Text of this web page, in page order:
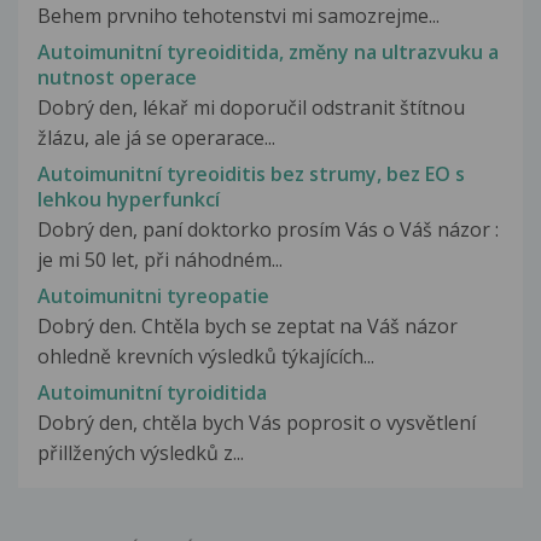
Behem prvniho tehotenstvi mi samozrejme...
Autoimunitní tyreoiditida, změny na ultrazvuku a
nutnost operace
Dobrý den, lékař mi doporučil odstranit štítnou
žlázu, ale já se operarace...
Autoimunitní tyreoiditis bez strumy, bez EO s
lehkou hyperfunkcí
Dobrý den, paní doktorko prosím Vás o Váš názor :
je mi 50 let, při náhodném...
Autoimunitni tyreopatie
Dobrý den. Chtěla bych se zeptat na Váš názor
ohledně krevních výsledků týkajících...
Autoimunitní tyroiditida
Dobrý den, chtěla bych Vás poprosit o vysvětlení
přillžených výsledků z...